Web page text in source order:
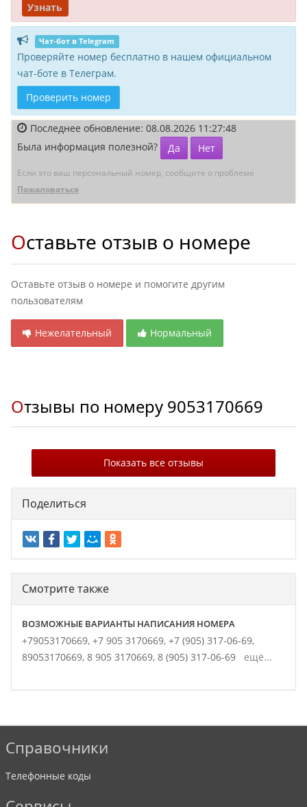
Узнать
Чат-бот в Telegram
Проверяйте номер бесплатно в нашем официальном
чат-боте в Телеграм.
Проверить номер
Последнее обновление: 08.08.2026 11:27:48
Была информация полезной?
Да Нет
Если это ваш персональный номер, сообщите о проблеме
Пожаловаться
Оставьте отзыв о номере
Оставьте отзыв о номере и помогите другим
пользователям
Нежелательный Нормальный
Отзывы по номеру 9053170669
Показать все отзывы
Поделиться
Смотрите также
ВОЗМОЖНЫЕ ВАРИАНТЫ НАПИСАНИЯ НОМЕРА
+79053170669, +7 905 3170669, +7 (905) 317-06-69,
89053170669, 8 905 3170669, 8 (905) 317-06-69 ещё...
Справочники
Телефонные коды